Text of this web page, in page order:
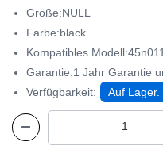
Größe:NULL
Farbe:black
Kompatibles
Garantie:1 Jahr Garantie
Verfügbarkeit:
Auf Lager.